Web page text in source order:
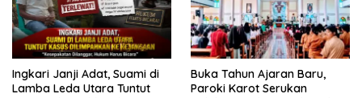
Ingkari Janji Adat, Suami di
Lamba Leda Utara Tuntut
Buka Tahun Ajaran Baru,
Paroki Karot Serukan